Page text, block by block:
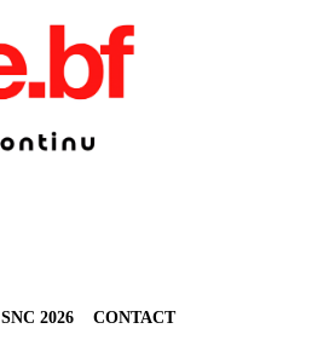
SNC 2026 CONTACT